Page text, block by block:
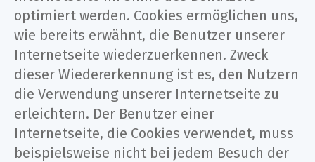
optimiert werden. Cookies ermöglichen uns,
wie bereits erwähnt, die Benutzer unserer
Internetseite wiederzuerkennen. Zweck
dieser Wiedererkennung ist es, den Nutzern
die Verwendung unserer Internetseite zu
erleichtern. Der Benutzer einer
Internetseite, die Cookies verwendet, muss
beispielsweise nicht bei jedem Besuch der